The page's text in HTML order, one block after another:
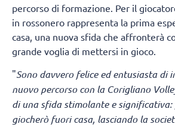
percorso di formazione. Per il
in rossonero rappresenta la prima
casa, una nuova sfida che affronterà
grande voglia di mettersi in gioco.
"Sono davvero felice ed entusiasta di
nuovo percorso con la Corigliano
di una sfida stimolante e
giocherò fuori casa, lasciando la